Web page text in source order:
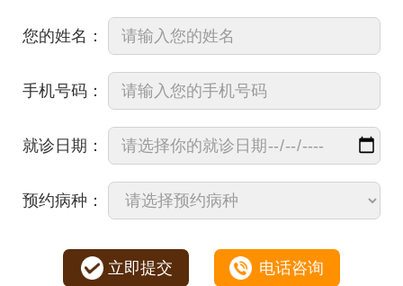
您的姓名：
手机号码：
就诊日期：
预约病种：
立即提交 电话咨询